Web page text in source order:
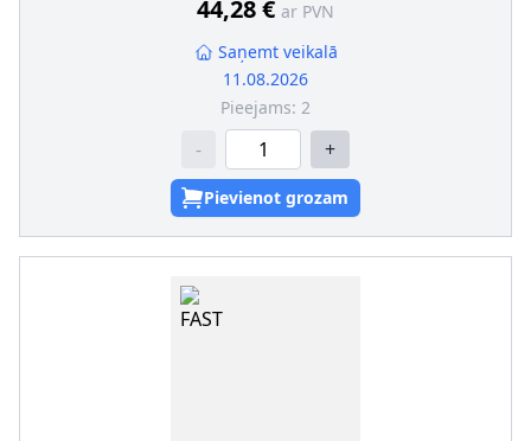
44,28 € ar PVN
Saņemt veikalā
11.08.2026
Pieejams: 2
- +
Pievienot grozam